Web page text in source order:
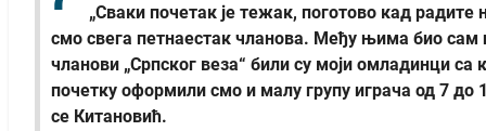
„Сваки почетак је тежак, поготово кад
смо свега петнаестак чланова. Међу њима био
чланови „Српског веза“ били су моји омладинци
почетку оформили смо и малу групу играча од 7 до
се Китановић.